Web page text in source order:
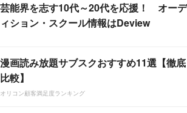
芸能界を志す10代～20代を応援！ オーデ
ィション・スクール情報はDeview
漫画読み放題サブスクおすすめ11選【徹底
比較】
オリコン顧客満足度ランキング